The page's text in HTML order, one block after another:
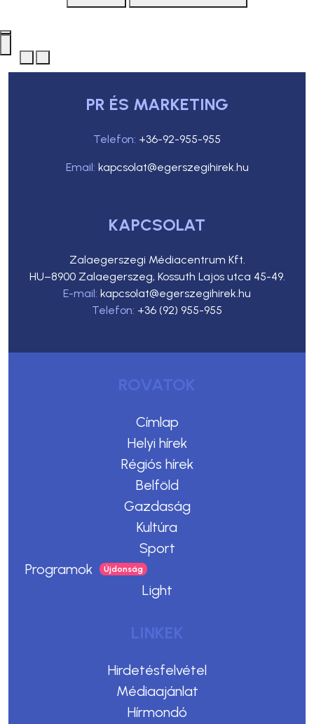
PR ÉS MARKETING
Telefon: +36-92-955-955
Email: kapcsolat@egerszegihirek.hu
KAPCSOLAT
Zalaegerszegi Médiacentrum Kft.
HU–8900 Zalaegerszeg, Kossuth Lajos utca 45-49.
E-mail: kapcsolat@egerszegihirek.hu
Telefon: +36 (92) 955-955
ROVATOK
Címlap
Helyi hírek
Régiós hírek
Belföld
Gazdaság
Kultúra
Sport
Programok
Light
LINKEK
Hirdetésfelvétel
Médiaajánlat
Hírmondó